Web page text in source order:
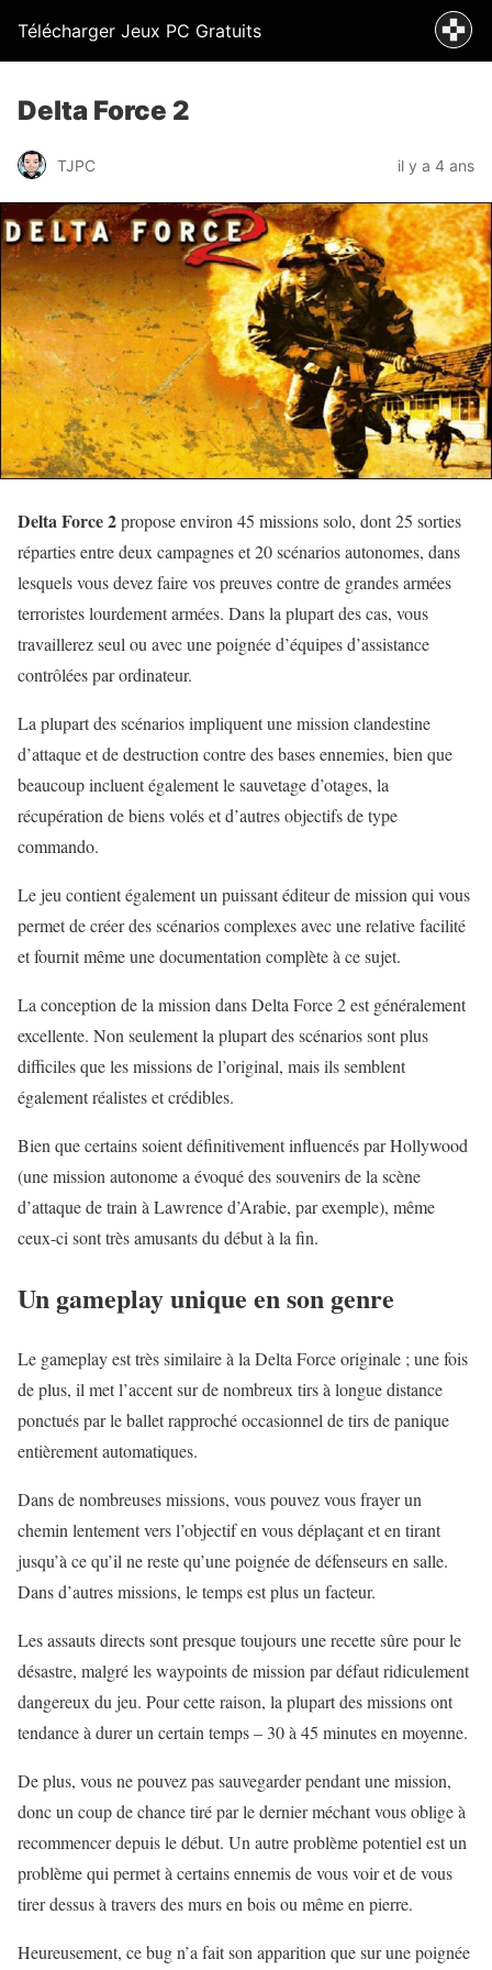
Télécharger Jeux PC Gratuits
Delta Force 2
TJPC il y a 4 ans
Delta Force 2propose environ 45 missions solo, dont 25 sorties
réparties entre deux campagnes et 20 scénarios autonomes, dans
lesquels vous devez faire vos preuves contre de grandes armées
terroristes lourdement armées. Dans la plupart des cas, vous
travaillerez seul ou avec une poignée d’équipes d’assistance
contrôlées par ordinateur.
La plupart des scénarios impliquent une mission clandestine
d’attaque et de destruction contre des bases ennemies, bien que
beaucoup incluent également le sauvetage d’otages, la
récupération de biens volés et d’autres objectifs de type
commando.
Le jeu contient également un puissant éditeur de mission qui vous
permet de créer des scénarios complexes avec une relative facilité
et fournit même une documentation complète à ce sujet.
La conception de la mission dans Delta Force 2 est généralement
excellente. Non seulement la plupart des scénarios sont plus
difficiles que les missions de l’original, mais ils semblent
également réalistes et crédibles.
Bien que certains soient définitivement influencés par Hollywood
(une mission autonome a évoqué des souvenirs de la scène
d’attaque de train à Lawrence d’Arabie, par exemple), même
ceux-ci sont très amusants du début à la fin.
Un gameplay unique en son genre
Le gameplay est très similaire à la Delta Force originale ; une fois
de plus, il met l’accent sur de nombreux tirs à longue distance
ponctués par le ballet rapproché occasionnel de tirs de panique
entièrement automatiques.
Dans de nombreuses missions, vous pouvez vous frayer un
chemin lentement vers l’objectif en vous déplaçant et en tirant
jusqu’à ce qu’il ne reste qu’une poignée de défenseurs en salle.
Dans d’autres missions, le temps est plus un facteur.
Les assauts directs sont presque toujours une recette sûre pour le
désastre, malgré les waypoints de mission par défaut ridiculement
dangereux du jeu. Pour cette raison, la plupart des missions ont
tendance à durer un certain temps – 30 à 45 minutes en moyenne.
De plus, vous ne pouvez pas sauvegarder pendant une mission,
donc un coup de chance tiré par le dernier méchant vous oblige à
recommencer depuis le début. Un autre problème potentiel est un
problème qui permet à certains ennemis de vous voir et de vous
tirer dessus à travers des murs en bois ou même en pierre.
Heureusement, ce bug n’a fait son apparition que sur une poignée